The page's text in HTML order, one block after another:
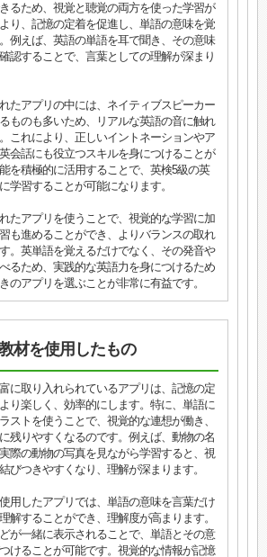
るため、視覚と聴覚の両方を使った学習が
り、記憶の定着を促進し、単語の意味を覚
例えば、英語の単語を耳で聞き、その意味
認することで、言葉としての理解が深まり
たアプリの中には、ネイティブスピーカー
ものも多いため、リアルな英語の音に触れ
これにより、正しいイントネーションやア
会話にも役立つスキルを身につけることが
を積極的に活用することで、英検5級の英
学習することが可能になります。
たアプリを使うことで、視覚的な学習に加
も進めることができ、よりバランスの取れ
。英単語を覚えるだけでなく、その発音や
るため、実践的な英語力を身につけるため
のアプリを選ぶことが非常に有益です。
材を使用したもの
に取り入れられているアプリは、記憶の定
り楽しく、効率的にします。特に、単語に
ストを使うことで、視覚的な連想が働き、
残りやすくなるのです。例えば、動物の名
際の動物の写真を見ながら学習すると、視
びつきやすくなり、理解が深まります。
用したアプリでは、単語の意味を言葉だけ
解することができ、理解度が高まります。
が一緒に表示されることで、単語とその意
けることが可能です。視覚的な情報が記憶